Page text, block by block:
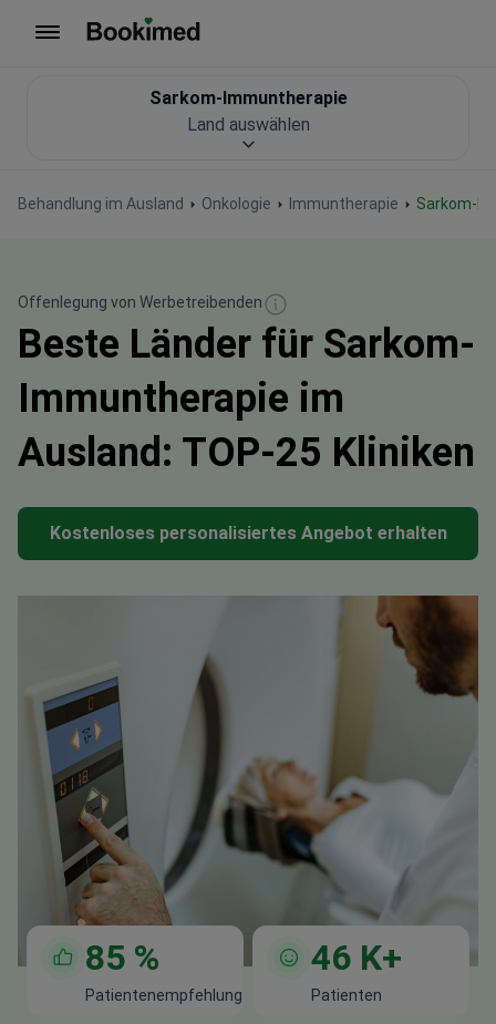
Behandlung im Ausland Onkologie Immuntherapie Sarkom-
Sarkom-Immuntherapie
Land auswählen
Offenlegung von Werbetreibenden
Beste Länder für Sarkom-
Immuntherapie im
Ausland: TOP-25 Kliniken
Kostenloses personalisiertes Angebot erhalten
85 %
Patientenempfehlung
46 K+
Patienten